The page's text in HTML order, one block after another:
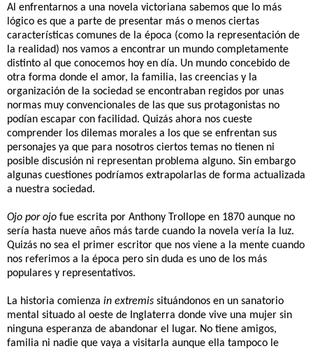
Al enfrentarnos a una novela victoriana sabemos que lo más
lógico es que a parte de presentar más o menos ciertas
características comunes de la época (como la representación de
la realidad) nos vamos a encontrar un mundo completamente
distinto al que conocemos hoy en día. Un mundo concebido de
otra forma donde el amor, la familia, las creencias y la
organización de la sociedad se encontraban regidos por unas
normas muy convencionales de las que sus protagonistas no
podían escapar con facilidad. Quizás ahora nos cueste
comprender los dilemas morales a los que se enfrentan sus
personajes ya que para nosotros ciertos temas no tienen ni
posible discusión ni representan problema alguno. Sin embargo
algunas cuestiones podríamos extrapolarlas de forma actualizada
a nuestra sociedad.
Ojo por ojo fue escrita por Anthony Trollope en 1870 aunque no
sería hasta nueve años más tarde cuando la novela vería la luz.
Quizás no sea el primer escritor que nos viene a la mente cuando
nos referimos a la época pero sin duda es uno de los más
populares y representativos.
La historia comienza in extremis situándonos en un sanatorio
mental situado al oeste de Inglaterra donde vive una mujer sin
ninguna esperanza de abandonar el lugar. No tiene amigos,
familia ni nadie que vaya a visitarla aunque ella tampoco le